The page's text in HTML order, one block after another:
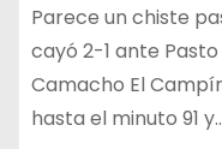
Parece un chiste
cayó 2-1 ante
Camacho El
hasta el minuto 91